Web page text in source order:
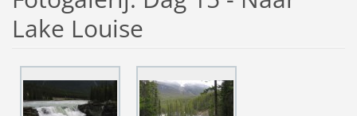
Lake Louise